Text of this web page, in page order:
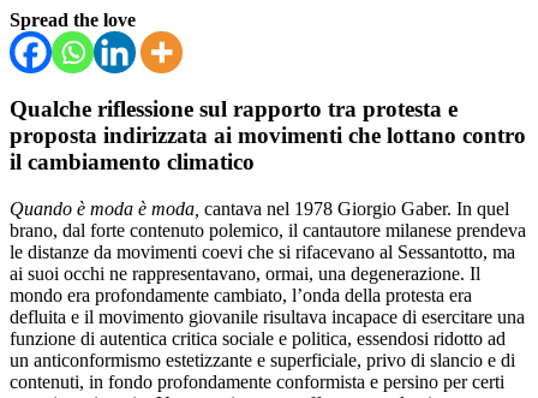
Spread the love
Qualche riflessione sul rapporto tra protesta e
proposta indirizzata ai movimenti che lottano contro
il cambiamento climatico
Quando è moda è moda, cantava nel 1978 Giorgio Gaber. In quel
brano, dal forte contenuto polemico, il cantautore milanese prendeva
le distanze da movimenti coevi che si rifacevano al Sessantotto, ma
ai suoi occhi ne rappresentavano, ormai, una degenerazione. Il
mondo era profondamente cambiato, l’onda della protesta era
defluita e il movimento giovanile risultava incapace di esercitare una
funzione di autentica critica sociale e politica, essendosi ridotto ad
un anticonformismo estetizzante e superficiale, privo di slancio e di
contenuti, in fondo profondamente conformista e persino per certi